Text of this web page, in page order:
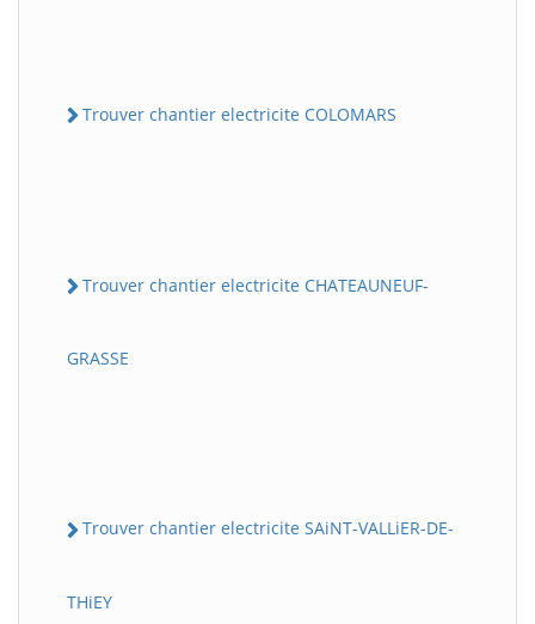
Trouver chantier electricite COLOMARS
Trouver chantier electricite CHATEAUNEUF-
GRASSE
Trouver chantier electricite SAiNT-VALLiER-DE-
THiEY